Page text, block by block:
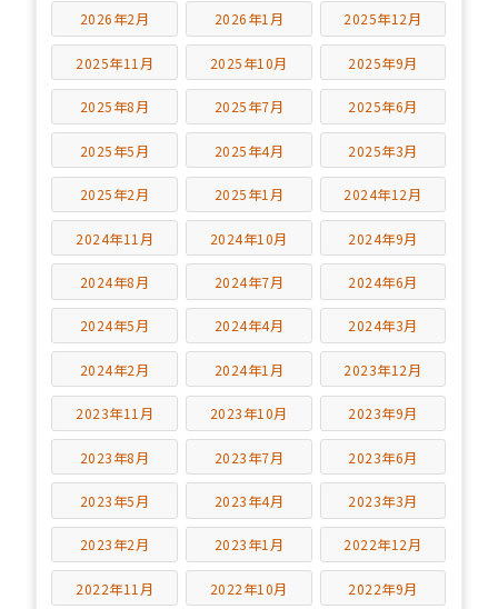
2026年2月 2026年1月 2025年12月
2025年11月 2025年10月 2025年9月
2025年8月 2025年7月 2025年6月
2025年5月 2025年4月 2025年3月
2025年2月 2025年1月 2024年12月
2024年11月 2024年10月 2024年9月
2024年8月 2024年7月 2024年6月
2024年5月 2024年4月 2024年3月
2024年2月 2024年1月 2023年12月
2023年11月 2023年10月 2023年9月
2023年8月 2023年7月 2023年6月
2023年5月 2023年4月 2023年3月
2023年2月 2023年1月 2022年12月
2022年11月 2022年10月 2022年9月